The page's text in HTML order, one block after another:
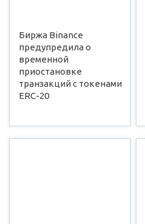
Биржа Binance
предупредила о
временной
приостановке
транзакций с токенами
ERC-20